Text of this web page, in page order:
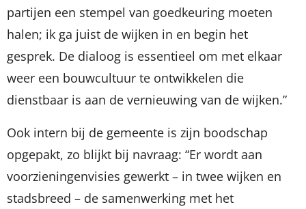
partijen een stempel van goedkeuring moeten
halen; ik ga juist de wijken in en begin het
gesprek. De dialoog is essentieel om met elkaar
weer een bouwcultuur te ontwikkelen die
dienstbaar is aan de vernieuwing van de wijken.”
Ook intern bij de gemeente is zijn boodschap
opgepakt, zo blijkt bij navraag: “Er wordt aan
voorzieningenvisies gewerkt – in twee wijken en
stadsbreed – de samenwerking met het